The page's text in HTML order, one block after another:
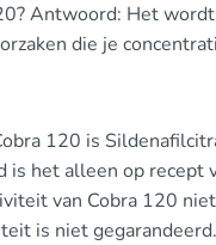
Antwoord: Het
die je
120 is
het alleen op recept
van Cobra 120
is niet